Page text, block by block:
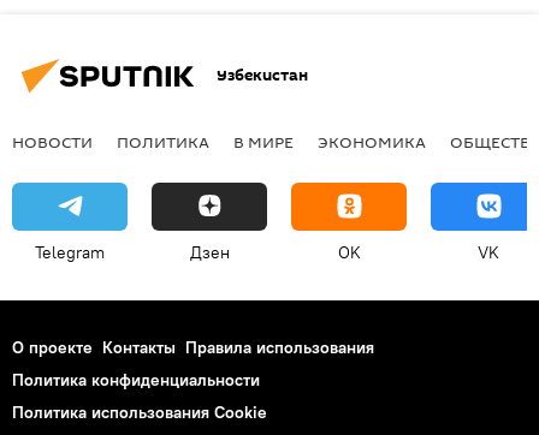
Узбекистан
НОВОСТИ ПОЛИТИКА В МИРЕ ЭКОНОМИКА
Telegram Дзен OK VK
О проекте Контакты Правила использования
Политика конфиденциальности
Политика использования Cookie